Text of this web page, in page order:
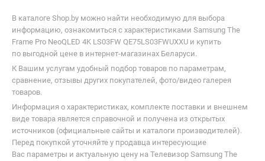
В каталоге Shop.by можно найти необходимую для выбора
информацию, ознакомиться с характеристиками Samsung The
Frame Pro NeoQLED 4K LS03FW QE75LS03FWUXXU и купить
по выгодной цене в интернет-магазинах Беларуси.
К Вашим услугам удобный подбор товаров по параметрам,
сравнение, отзывы других покупателей, фото/видео галерея
товаров.
Информация о характеристиках, комплекте поставки и внешнем
виде товара является справочной и получена из открытых
источников (официальные сайты и каталоги производителей).
Перед покупкой уточняйте у продавца интересующие
Вас параметры и актуальную цену на Телевизор Samsung The